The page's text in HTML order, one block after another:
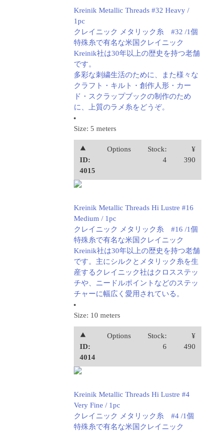
Kreinik Metallic Threads #32 Heavy /
1pc
クレイニック メタリック糸 #32 /1個
特殊糸で有名な米国クレイニック
Kreinik社は30年以上の歴史を持つ老舗
です。
多彩な刺繍生活のために、また様々な
クラフト・キルト・創作人形・カー
ド・スクラップブックの制作のため
に、上質のラメ糸をどうぞ。
Size: 5 meters
⯅
ID:
4015
Options
Stock:
4
¥
390
Kreinik Metallic Threads Hi Lustre #16
Medium / 1pc
クレイニック メタリック糸 #16 /1個
特殊糸で有名な米国クレイニック
Kreinik社は30年以上の歴史を持つ老舗
です。主にシルクとメタリック糸を生
産するクレイニック社はクロスステッ
チや、ニードルポイントなどのステッ
チャーに幅広く愛用されている。
Size: 10 meters
⯅
ID:
4014
Options
Stock:
6
¥
490
Kreinik Metallic Threads Hi Lustre #4
Very Fine / 1pc
クレイニック メタリック糸 #4 /1個
特殊糸で有名な米国クレイニック